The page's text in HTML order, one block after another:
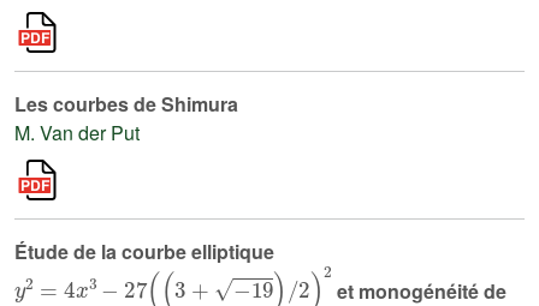
Les courbes de Shimura
M. Van der Put
Étude de la courbe elliptique
y2 3- 3+- 2 )2
et monogénéité de